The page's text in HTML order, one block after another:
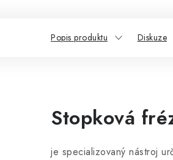
Popis produktu Diskuze
Stopková
je specializovaný nástroj